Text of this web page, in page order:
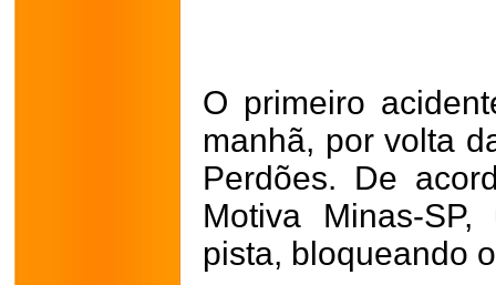
O primeiro
manhã, por volta
Perdões. De
Motiva Minas-
pista, bloqueando